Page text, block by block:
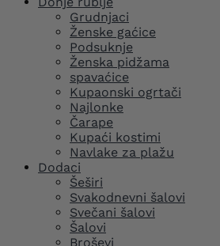
Grudnjaci
Ženske gaćice
Podsuknje
Ženska pidžama
spavaćice
Kupaonski ogrtači
Najlonke
Čarape
Kupaći kostimi
Navlake za plažu
Dodaci
Šeširi
Svakodnevni šalovi
Svečani šalovi
Šalovi
Broševi